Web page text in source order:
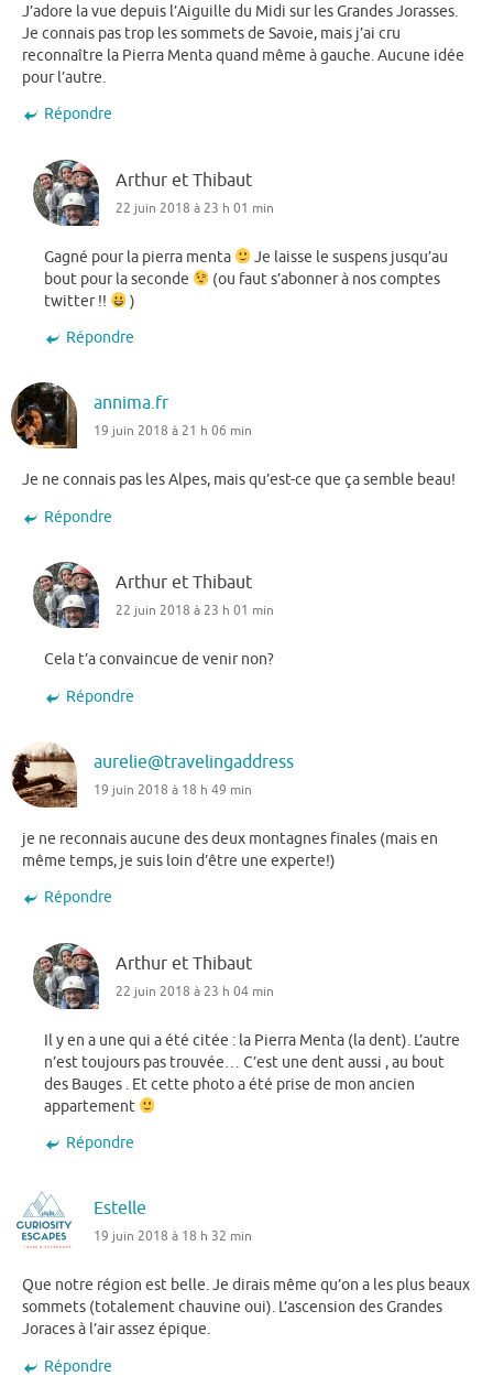
J’adore la vue depuis l’Aiguille du Midi sur les Grandes Jorasses.
Je connais pas trop les sommets de Savoie, mais j’ai cru
reconnaître la Pierra Menta quand même à gauche. Aucune idée
pour l’autre.
Répondre
Arthur et Thibaut
22 juin 2018 à 23 h 01 min
Gagné pour la pierra menta
Je laisse le suspens jusqu’au
bout pour la seconde
(ou faut s’abonner à nos comptes
twitter !!
)
Répondre
annima.fr
19 juin 2018 à 21 h 06 min
Je ne connais pas les Alpes, mais qu’est-ce que ça semble beau!
Répondre
Arthur et Thibaut
22 juin 2018 à 23 h 01 min
Cela t’a convaincue de venir non?
Répondre
aurelie@travelingaddress
19 juin 2018 à 18 h 49 min
je ne reconnais aucune des deux montagnes finales (mais en
même temps, je suis loin d’être une experte!)
Répondre
Arthur et Thibaut
22 juin 2018 à 23 h 04 min
Il y en a une qui a été citée : la Pierra Menta (la dent). L’autre
n’est toujours pas trouvée… C’est une dent aussi , au bout
des Bauges . Et cette photo a été prise de mon ancien
appartement
Répondre
Estelle
19 juin 2018 à 18 h 32 min
Que notre région est belle. Je dirais même qu’on a les plus beaux
sommets (totalement chauvine oui). L’ascension des Grandes
Joraces à l’air assez épique.
Répondre